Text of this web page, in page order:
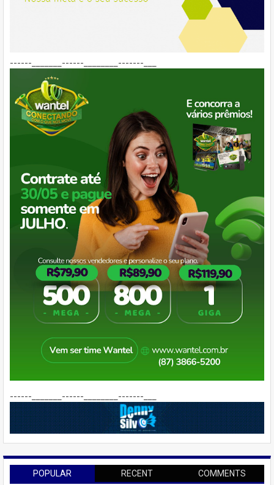
------_______------________-------___
------_______------________-------___
POPULAR RECENT COMMENTS